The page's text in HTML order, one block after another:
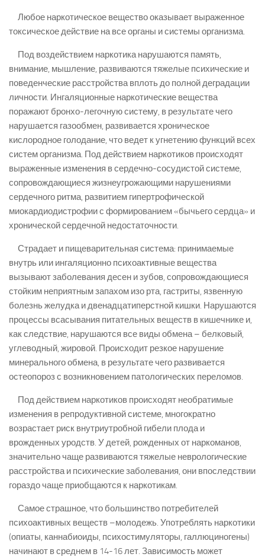
Любое наркотическое вещество оказывает выраженное
токсическое действие на все органы и системы организма.
Под воздействием наркотика нарушаются память,
внимание, мышление, развиваются тяжелые психические и
поведенческие расстройства вплоть до полной деградации
личности. Ингаляционные наркотические вещества
поражают бронхо-легочную систему, в результате чего
нарушается газообмен, развивается хроническое
кислородное голодание, что ведет к угнетению функций всех
систем организма. Под действием наркотиков происходят
выраженные изменения в сердечно-сосудистой системе,
сопровождающиеся жизнеугрожающими нарушениями
сердечного ритма, развитием гипертрофической
миокардиодистрофии с формированием «бычьего сердца» и
хронической сердечной недостаточности.
Страдает и пищеварительная система: принимаемые
внутрь или ингаляционно психоактивные вещества
вызывают заболевания десен и зубов, сопровождающиеся
стойким неприятным запахом изо рта, гастриты, язвенную
болезнь желудка и двенадцатиперстной кишки. Нарушаются
процессы всасывания питательных веществ в кишечнике и,
как следствие, нарушаются все виды обмена – белковый,
углеводный, жировой. Происходит резкое нарушение
минерального обмена, в результате чего развивается
остеопороз с возникновением патологических переломов.
Под действием наркотиков происходят необратимые
изменения в репродуктивной системе, многократно
возрастает риск внутриутробной гибели плода и
врожденных уродств. У детей, рожденных от наркоманов,
значительно чаще развиваются тяжелые неврологические
расстройства и психические заболевания, они впоследствии
гораздо чаще приобщаются к наркотикам.
Самое страшное, что большинство потребителей
психоактивных веществ –молодежь. Употреблять наркотики
(опиаты, каннабиоиды, психостимуляторы, галлюциногены)
начинают в среднем в 14-16 лет. Зависимость может